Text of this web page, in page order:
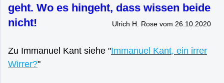
geht. Wo es hingeht, dass wissen beide
nicht!
Ulrich H. Rose vom 26.10.2020
Zu Immanuel Kant siehe "Immanuel Kant, ein irrer
Wirrer?"